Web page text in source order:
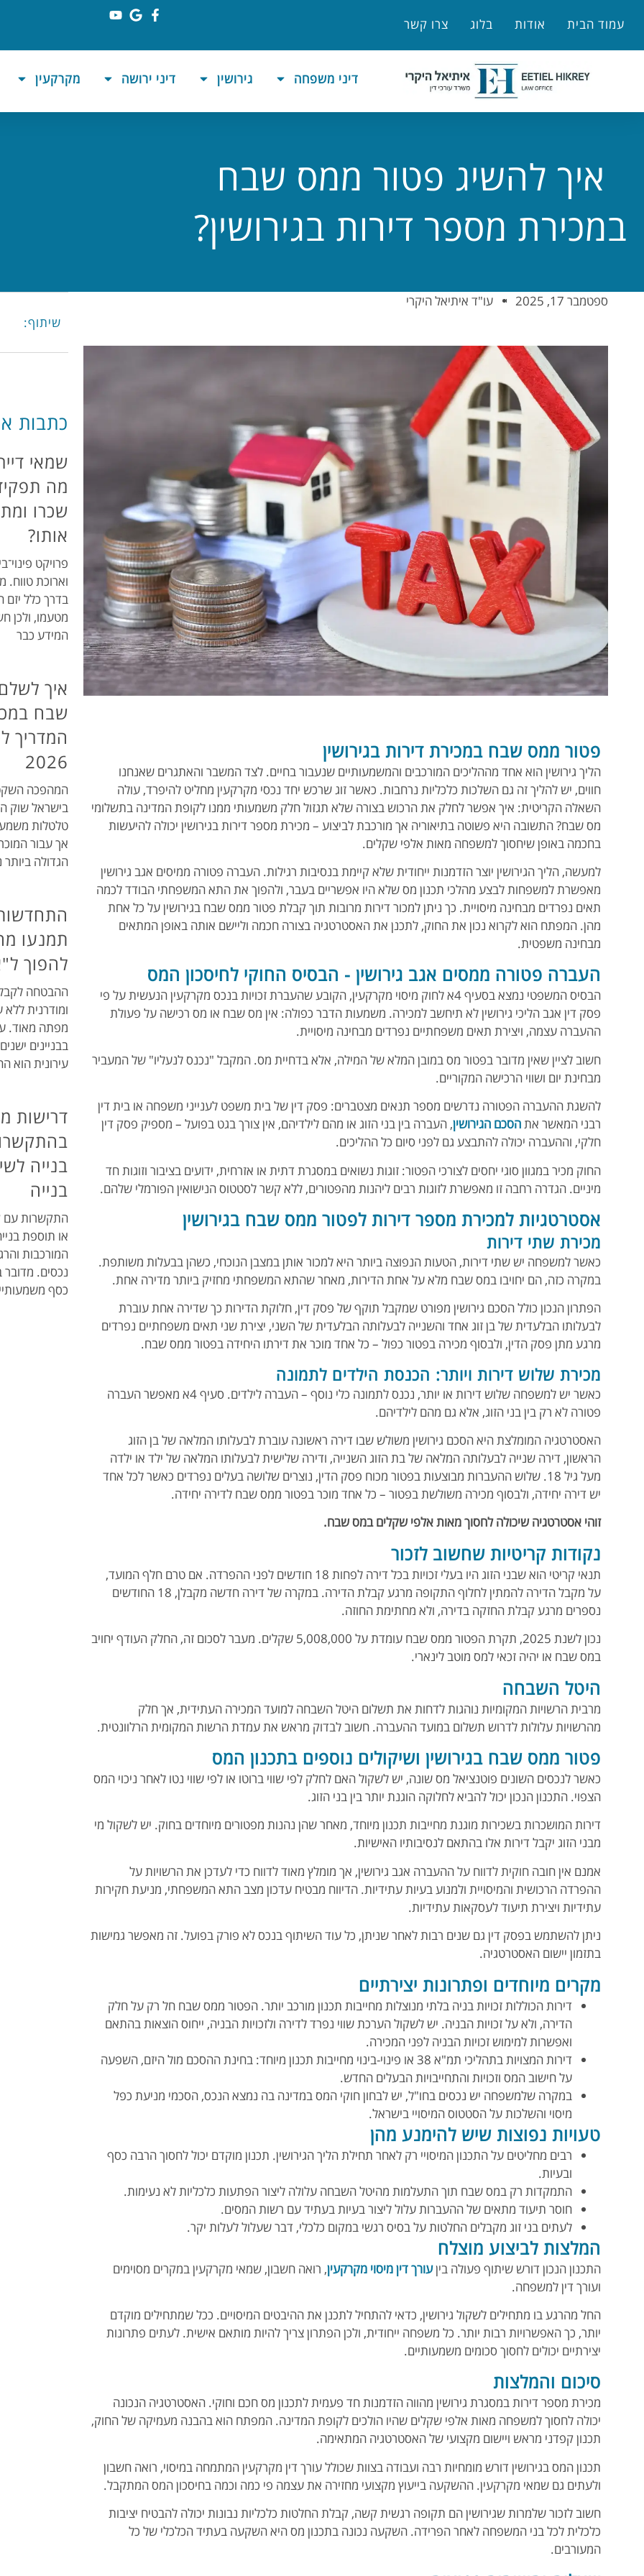
עמוד הבית
אודות בלוג צרו קשר
דיני משפחה גירושין דיני ירושה מקרקעין
איך להשיג פטור ממס שבח
במכירת מספר דירות בגירושין?
ספטמבר 17, 2025 עו"ד איתיאל היקרי
פטור ממס שבח במכירת דירות בגירושין
הליך גירושין הוא אחד מההליכים המורכבים והמשמעותיים שנעבור בחיים. לצד המשבר והאתגרים שאנחנו
חווים, יש להליך זה גם השלכות כלכליות נרחבות. כאשר זוג שרכש יחד נכסי מקרקעין מחליט להיפרד, עולה
השאלה הקריטית: איך אפשר לחלק את הרכוש בצורה שלא תגזול חלק משמעותי ממנו לקופת המדינה בתשלומי
מס שבח? התשובה היא פשוטה בתיאוריה אך מורכבת לביצוע – מכירת מספר דירות בגירושין יכולה להיעשות
בחכמה באופן שיחסוך למשפחה מאות אלפי שקלים.
למעשה, הליך הגירושין יוצר הזדמנות ייחודית שלא קיימת בנסיבות רגילות. העברה פטורה ממיסים אגב גירושין
מאפשרת למשפחות לבצע מהלכי תכנון מס שלא היו אפשריים בעבר, ולהפוך את התא המשפחתי הבודד לכמה
תאים נפרדים מבחינה מיסויית. כך ניתן למכור דירות מרובות תוך קבלת פטור ממס שבח בגירושין על כל אחת
מהן. המפתח הוא לקרוא נכון את החוק, לתכנן את האסטרטגיה בצורה חכמה וליישם אותה באופן המתאים
מבחינה משפטית.
העברה פטורה ממסים אגב גירושין - הבסיס החוקי לחיסכון המס
הבסיס המשפטי נמצא בסעיף 4א לחוק מיסוי מקרקעין, הקובע שהעברת זכויות בנכס מקרקעין הנעשית על פי
פסק דין אגב הליכי גירושין לא תיחשב למכירה. משמעות הדבר כפולה: אין מס שבח או מס רכישה על פעולת
ההעברה עצמה, ויצירת תאים משפחתיים נפרדים מבחינה מיסויית.
חשוב לציין שאין מדובר בפטור מס במובן המלא של המילה, אלא בדחיית מס. המקבל "נכנס לנעליו" של המעביר
מבחינת יום ושווי הרכישה המקוריים.
להשגת ההעברה הפטורה נדרשים מספר תנאים מצטברים: פסק דין של בית משפט לענייני משפחה או בית דין
רבני המאשר אתהסכם הגירושין, העברה בין בני הזוג או מהם לילדיהם, אין צורך בגט בפועל – מספיק פסק דין
חלקי, וההעברה יכולה להתבצע גם לפני סיום כל ההליכים.
החוק מכיר במגוון סוגי יחסים לצורכי הפטור: זוגות נשואים במסגרת דתית או אזרחית, ידועים בציבור וזוגות חד
מיניים. הגדרה רחבה זו מאפשרת לזוגות רבים ליהנות מהפטורים, ללא קשר לסטטוס הנישואין הפורמלי שלהם.
אסטרטגיות למכירת מספר דירות לפטור ממס שבח בגירושין
מכירת שתי דירות
כאשר למשפחה יש שתי דירות, הטעות הנפוצה ביותר היא למכור אותן במצבן הנוכחי, כשהן בבעלות משותפת.
במקרה כזה, הם יחויבו במס שבח מלא על אחת הדירות, מאחר שהתא המשפחתי מחזיק ביותר מדירה אחת.
הפתרון הנכון כולל הסכם גירושין מפורט שמקבל תוקף של פסק דין, חלוקת הדירות כך שדירה אחת עוברת
לבעלותו הבלעדית של בן זוג אחד והשנייה לבעלותה הבלעדית של השני, יצירת שני תאים משפחתיים נפרדים
מרגע מתן פסק הדין, ולבסוף מכירה בפטור כפול – כל אחד מוכר את דירתו היחידה בפטור ממס שבח.
מכירת שלוש דירות ויותר: הכנסת הילדים לתמונה
כאשר יש למשפחה שלוש דירות או יותר, נכנס לתמונה כלי נוסף – העברה לילדים. סעיף 4א מאפשר העברה
פטורה לא רק בין בני הזוג, אלא גם מהם לילדיהם.
האסטרטגיה המומלצת היא הסכם גירושין משולש שבו דירה ראשונה עוברת לבעלותו המלאה של בן הזוג
הראשון, דירה שנייה לבעלותה המלאה של בת הזוג השנייה, ודירה שלישית לבעלותו המלאה של ילד או ילדה
מעל גיל 18. שלוש ההעברות מבוצעות בפטור מכוח פסק הדין, נוצרים שלושה בעלים נפרדים כאשר לכל אחד
יש דירה יחידה, ולבסוף מכירה משולשת בפטור – כל אחד מוכר בפטור ממס שבח לדירה יחידה.
זוהי אסטרטגיה שיכולה לחסוך מאות אלפי שקלים במס שבח.
נקודות קריטיות שחשוב לזכור
תנאי קריטי הוא שבני הזוג היו בעלי זכויות בכל דירה לפחות 18 חודשים לפני ההפרדה. אם טרם חלף המועד,
על מקבל הדירה להמתין לחלוף התקופה מרגע קבלת הדירה. במקרה של דירה חדשה מקבלן, 18 החודשים
נספרים מרגע קבלת החזקה בדירה, ולא מחתימת החוזה.
נכון לשנת 2025, תקרת הפטור ממס שבח עומדת על 5,008,000 שקלים. מעבר לסכום זה, החלק העודף יחויב
במס שבח או יהיה זכאי למס מוטב לינארי.
היטל השבחה
מרבית הרשויות המקומיות נוהגות לדחות את תשלום היטל השבחה למועד המכירה העתידית, אך חלק
מהרשויות עלולות לדרוש תשלום במועד ההעברה. חשוב לבדוק מראש את עמדת הרשות המקומית הרלוונטית.
פטור ממס שבח בגירושין ושיקולים נוספים בתכנון המס
כאשר לנכסים השונים פוטנציאל מס שונה, יש לשקול האם לחלק לפי שווי ברוטו או לפי שווי נטו לאחר ניכוי המס
הצפוי. התכנון הנכון יכול להביא לחלוקה הוגנת יותר בין בני הזוג.
דירות המושכרות בשכירות מוגנת מחייבות תכנון מיוחד, מאחר שהן נהנות מפטורים מיוחדים בחוק. יש לשקול מי
מבני הזוג יקבל דירות אלו בהתאם לנסיבותיו האישיות.
אמנם אין חובה חוקית לדווח על ההעברה אגב גירושין, אך מומלץ מאוד לדווח כדי לעדכן את הרשויות על
ההפרדה הרכושית והמיסויית ולמנוע בעיות עתידיות. הדיווח מבטיח עדכון מצב התא המשפחתי, מניעת חקירות
עתידיות ויצירת תיעוד לעסקאות עתידיות.
ניתן להשתמש בפסק דין גם שנים רבות לאחר שניתן, כל עוד השיתוף בנכס לא פורק בפועל. זה מאפשר גמישות
בתזמון יישום האסטרטגיה.
מקרים מיוחדים ופתרונות יצירתיים
דירות הכוללות זכויות בניה בלתי מנוצלות מחייבות תכנון מורכב יותר. הפטור ממס שבח חל רק על חלק
הדירה, ולא על זכויות הבניה. יש לשקול הערכת שווי נפרד לדירה ולזכויות הבניה, ייחוס הוצאות בהתאם
ואפשרות למימוש זכויות הבניה לפני המכירה.
דירות המצויות בתהליכי תמ"א 38 או פינוי-בינוי מחייבות תכנון מיוחד: בחינת ההסכם מול היזם, השפעה
על חישוב המס וזכויות והתחייבויות הבעלים החדש.
במקרה שלמשפחה יש נכסים בחו"ל, יש לבחון חוקי המס במדינה בה נמצא הנכס, הסכמי מניעת כפל
מיסוי והשלכות על הסטטוס המיסויי בישראל.
טעויות נפוצות שיש להימנע מהן
רבים מחליטים על התכנון המיסויי רק לאחר תחילת הליך הגירושין. תכנון מוקדם יכול לחסוך הרבה כסף
ובעיות.
התמקדות רק במס שבח תוך התעלמות מהיטל השבחה עלולה ליצור הפתעות כלכליות לא נעימות.
חוסר תיעוד מתאים של ההעברות עלול ליצור בעיות בעתיד עם רשות המסים.
לעתים בני זוג מקבלים החלטות על בסיס רגשי במקום כלכלי, דבר שעלול לעלות יקר.
המלצות לביצוע מוצלח
התכנון הנכון דורש שיתוף פעולה ביןעורך דין מיסוי מקרקעין, רואה חשבון, שמאי מקרקעין במקרים מסוימים
ועורך דין למשפחה.
החל מהרגע בו מתחילים לשקול גירושין, כדאי להתחיל לתכנן את ההיבטים המיסויים. ככל שמתחילים מוקדם
יותר, כך האפשרויות רבות יותר. כל משפחה ייחודית, ולכן הפתרון צריך להיות מותאם אישית. לעתים פתרונות
יצירתיים יכולים לחסוך סכומים משמעותיים.
סיכום והמלצות
מכירת מספר דירות במסגרת גירושין מהווה הזדמנות חד פעמית לתכנון מס חכם וחוקי. האסטרטגיה הנכונה
יכולה לחסוך למשפחה מאות אלפי שקלים שהיו הולכים לקופת המדינה. המפתח הוא בהבנה מעמיקה של החוק,
תכנון קפדני מראש ויישום מקצועי של האסטרטגיה המתאימה.
תכנון המס בגירושין דורש מומחיות רבה ועבודה בצוות שכולל עורך דין מקרקעין המתמחה במיסוי, רואה חשבון
ולעתים גם שמאי מקרקעין. ההשקעה בייעוץ מקצועי מחזירה את עצמה פי כמה וכמה בחיסכון המס המתקבל.
חשוב לזכור שלמרות שגירושין הם תקופה רגשית קשה, קבלת החלטות כלכליות נבונות יכולה להבטיח יציבות
כלכלית לכל בני המשפחה לאחר הפרידה. השקעה נכונה בתכנון מס היא השקעה בעתיד הכלכלי של כל
המעורבים.
שיתוף:
כתבות
שמאי
מה
שכרו
אותו?
פרויקט
וארוכת טווח.
בדרך כלל יזם
מטעמו, ולכן
המידע כבר
איך
שבח
המדריך
2026
המהפכה
בישראל שוק
טלטלות
אך עבור
הגדולה
תמנעו
להפוך
ההבטחה
ומודרנית
מפתה מאוד.
בבניינים
עירונית הוא
דרישות
בנייה
בנייה
התקשרות עם
או תוספת
המורכבות
נכסים.
כסף